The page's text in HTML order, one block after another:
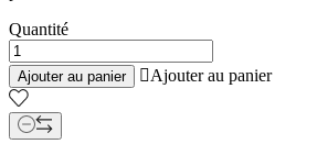
Quantité
Ajouter au panier Ajouter au panier